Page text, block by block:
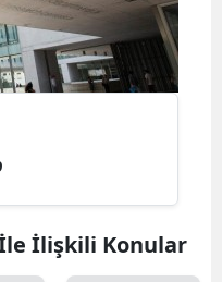
İlişkili Konular